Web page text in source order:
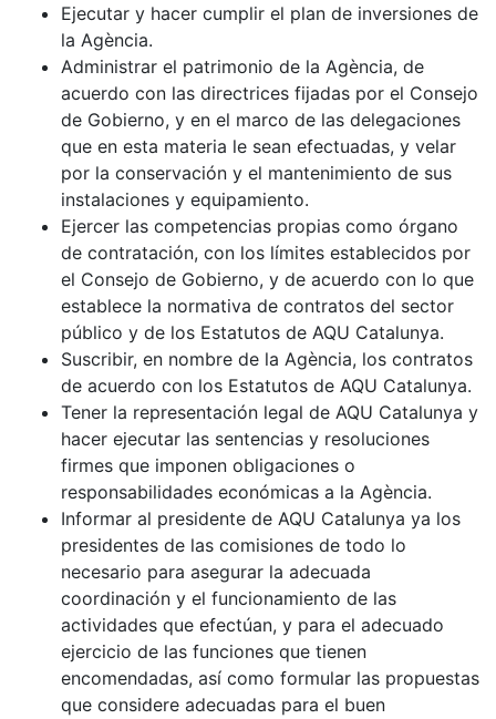
Ejecutar y hacer cumplir el plan de inversiones de
la Agència.
Administrar el patrimonio de la Agència, de
acuerdo con las directrices fijadas por el Consejo
de Gobierno, y en el marco de las delegaciones
que en esta materia le sean efectuadas, y velar
por la conservación y el mantenimiento de sus
instalaciones y equipamiento.
Ejercer las competencias propias como órgano
de contratación, con los límites establecidos por
el Consejo de Gobierno, y de acuerdo con lo que
establece la normativa de contratos del sector
público y de los Estatutos de AQU Catalunya.
Suscribir, en nombre de la Agència, los contratos
de acuerdo con los Estatutos de AQU Catalunya.
Tener la representación legal de AQU Catalunya y
hacer ejecutar las sentencias y resoluciones
firmes que imponen obligaciones o
responsabilidades económicas a la Agència.
Informar al presidente de AQU Catalunya ya los
presidentes de las comisiones de todo lo
necesario para asegurar la adecuada
coordinación y el funcionamiento de las
actividades que efectúan, y para el adecuado
ejercicio de las funciones que tienen
encomendadas, así como formular las propuestas
que considere adecuadas para el buen